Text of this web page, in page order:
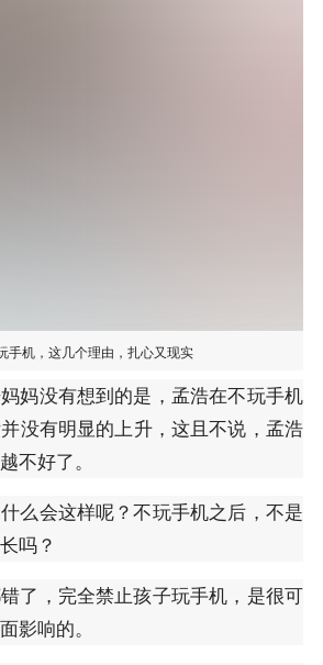
手机，这几个理由，扎心又现实
妈没有想到的是，孟浩在不玩手机
没有明显的上升，这且不说，孟浩
不好了。
么会这样呢？不玩手机之后，不是
吗？
了，完全禁止孩子玩手机，是很可
影响的。